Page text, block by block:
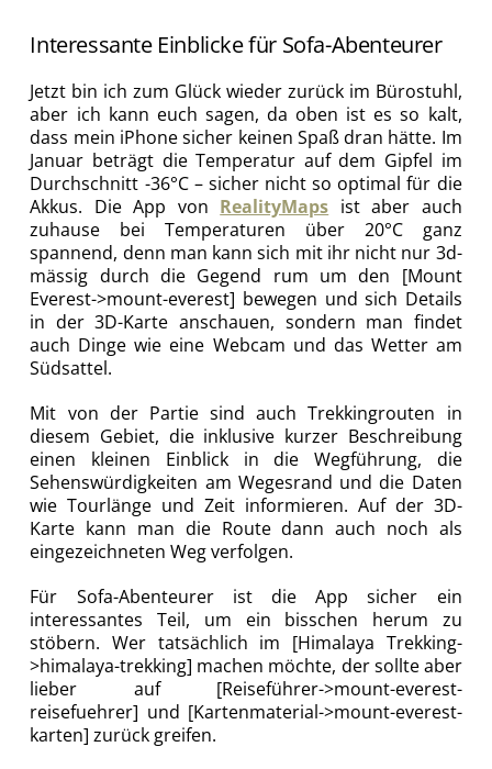
Interessante Einblicke für Sofa-Abenteurer
Jetzt bin ich zum Glück wieder zurück im Bürostuhl,
aber ich kann euch sagen, da oben ist es so kalt,
dass mein iPhone sicher keinen Spaß dran hätte. Im
Januar beträgt die Temperatur auf dem Gipfel im
Durchschnitt -36°C – sicher nicht so optimal für die
Akkus. Die App von RealityMaps ist aber auch
zuhause bei Temperaturen über 20°C ganz
spannend, denn man kann sich mit ihr nicht nur 3d-
mässig durch die Gegend rum um den [Mount
Everest->mount-everest] bewegen und sich Details
in der 3D-Karte anschauen, sondern man findet
auch Dinge wie eine Webcam und das Wetter am
Südsattel.
Mit von der Partie sind auch Trekkingrouten in
diesem Gebiet, die inklusive kurzer Beschreibung
einen kleinen Einblick in die Wegführung, die
Sehenswürdigkeiten am Wegesrand und die Daten
wie Tourlänge und Zeit informieren. Auf der 3D-
Karte kann man die Route dann auch noch als
eingezeichneten Weg verfolgen.
Für Sofa-Abenteurer ist die App sicher ein
interessantes Teil, um ein bisschen herum zu
stöbern. Wer tatsächlich im [Himalaya Trekking-
>himalaya-trekking] machen möchte, der sollte aber
lieber auf [Reiseführer->mount-everest-
reisefuehrer] und [Kartenmaterial->mount-everest-
karten] zurück greifen.